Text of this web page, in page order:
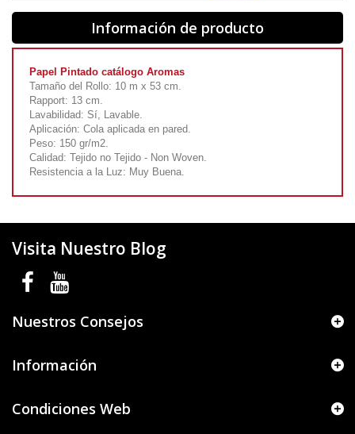
Información de producto
Papel Pintado catálogo Aromas
Tamaño del Rollo: 10 m x 53 cm.
Rapport: 13 cm.
Lavabilidad: Sí, Lavable.
Aplicación: Cola aplicada en pared.
Peso: 150 gr/m2.
Calidad: Tejido no Tejido - Non Woven.
Resistencia a la Luz: Muy Buena.
Visita Nuestro Blog
Nuestros Consejos
Información
Condiciones Web